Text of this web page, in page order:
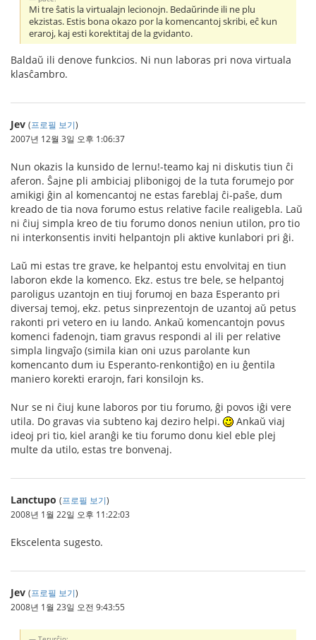
Mi tre ŝatis la virtualajn lecionojn. Bedaŭrinde ili ne plu
ekzistas. Estis bona okazo por la komencantoj skribi, eĉ kun
eraroj, kaj esti korektitaj de la gvidanto.
Baldaŭ ili denove funkcios. Ni nun laboras pri nova virtuala
klasĉambro.
Jev (프로필 보기)
2007년 12월 3일 오후 1:06:37
Nun okazis la kunsido de lernu!-teamo kaj ni diskutis tiun ĉi
aferon. Ŝajne pli ambiciaj plibonigoj de la tuta forumejo por
amikigi ĝin al komencantoj ne estas fareblaj ĉi-paŝe, dum
kreado de tia nova forumo estus relative facile realigebla. Laŭ
ni ĉiuj simpla kreo de tiu forumo donos neniun utilon, pro tio
ni interkonsentis inviti helpantojn pli aktive kunlabori pri ĝi.
Laŭ mi estas tre grave, ke helpantoj estu envolvitaj en tiun
laboron ekde la komenco. Ekz. estus tre bele, se helpantoj
paroligus uzantojn en tiuj forumoj en baza Esperanto pri
diversaj temoj, ekz. petus sinprezentojn de uzantoj aŭ petus
rakonti pri vetero en iu lando. Ankaŭ komencantojn povus
komenci fadenojn, tiam gravus respondi al ili per relative
simpla lingvaĵo (simila kian oni uzus parolante kun
komencanto dum iu Esperanto-renkontiĝo) en iu ĝentila
maniero korekti erarojn, fari konsilojn ks.
Nur se ni ĉiuj kune laboros por tiu forumo, ĝi povos iĝi vere
utila. Do gravas via subteno kaj deziro helpi.
Ankaŭ viaj
ideoj pri tio, kiel aranĝi ke tiu forumo donu kiel eble plej
multe da utilo, estas tre bonvenaj.
Lanctupo (프로필 보기)
2008년 1월 22일 오후 11:22:03
Ekscelenta sugesto.
Jev (프로필 보기)
2008년 1월 23일 오전 9:43:55